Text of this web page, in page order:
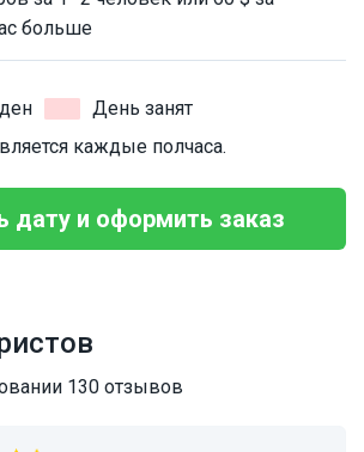
больше
День занят
каждые полчаса.
дату и оформить заказ
130 отзывов